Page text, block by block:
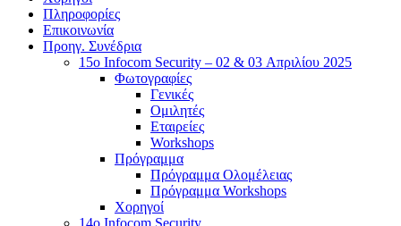
Πληροφορίες
Επικοινωνία
Προηγ. Συνέδρια
15o Infocom Security – 02 & 03 Απριλίου 2025
Φωτογραφίες
Γενικές
Ομιλητές
Εταιρείες
Workshops
Πρόγραμμα
Πρόγραμμα Ολομέλειας
Πρόγραμμα Workshops
Χορηγοί
14o Infocom Security